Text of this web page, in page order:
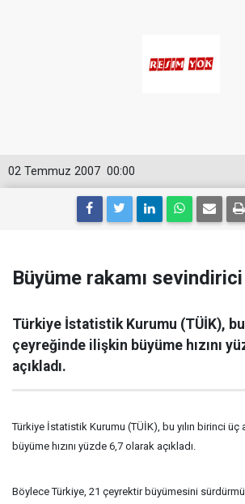
00:00
02 Temmuz 2007
Büyüme rakamı sevindirici
Türkiye İstatistik Kurumu (TÜİK), bu
çeyreğinde ilişkin büyüme hızını
açıkladı.
Türkiye İstatistik Kurumu (TÜİK), bu yılın birinci üç
büyüme hızını yüzde 6,7 olarak açıkladı.
Böylece Türkiye, 21 çeyrektir büyümesini